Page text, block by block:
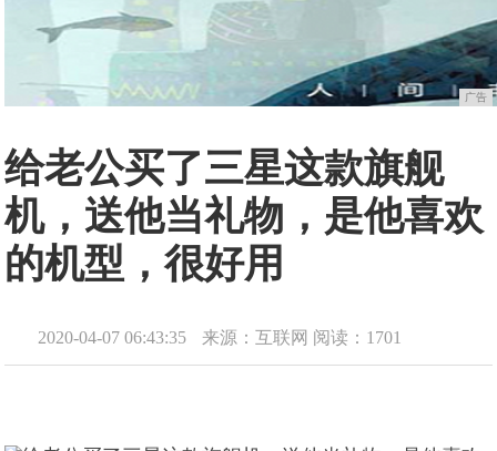
广告
给老公买了三星这款旗舰
机，送他当礼物，是他喜欢
的机型，很好用
2020-04-07 06:43:35 来源：互联网 阅读：1701